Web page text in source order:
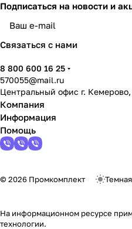
Подписаться на новости и
Связаться с нами
8 800 600 16 25
570055@mail.ru
Центральный офис г.
Компания
Информация
Помощь
© 2026 Промкомплект
На информационном ресурсе
технологии.